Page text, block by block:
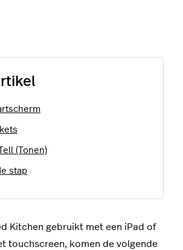
(Tonen)
stap
Kitchen gebruikt met een iPad of
touchscreen, komen de volgende